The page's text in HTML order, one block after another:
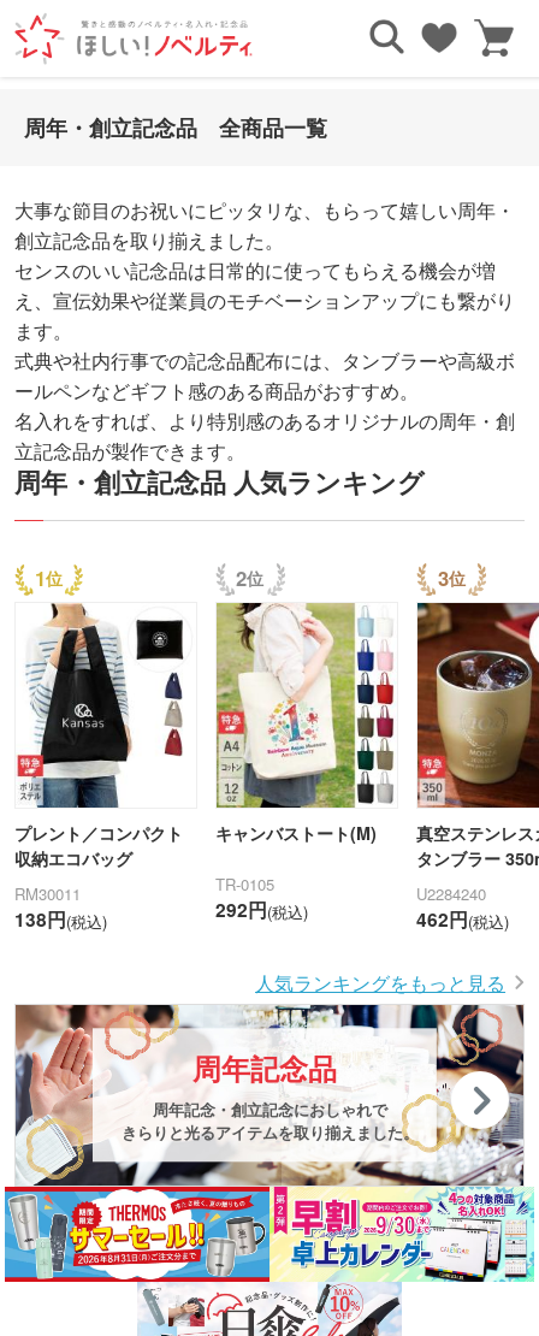
周年・創立記念品 全商品一覧
大事な節目のお祝いにピッタリな、もらって嬉しい周年・
創立記念品を取り揃えました。
センスのいい記念品は日常的に使ってもらえる機会が増
え、宣伝効果や従業員のモチベーションアップにも繋がり
ます。
式典や社内行事での記念品配布には、タンブラーや高級ボ
ールペンなどギフト感のある商品がおすすめ。
名入れをすれば、より特別感のあるオリジナルの周年・創
立記念品が製作できます。
周年・創立記念品 人気ランキング
1
プレント／コンパクト
収納エコバッグ
RM30011
138円(税込)
2
キャンバストート(M)
TR-0105
292円(税込)
3
真空ステンレ
タンブラー
U2284240
462円(税込)
人気ランキングをもっと見る
周年記念品
周年記念・創立記念におしゃれで
きらりと光るアイテムを取り揃えました。